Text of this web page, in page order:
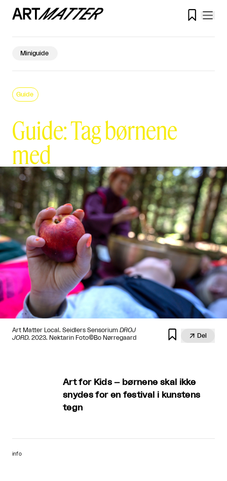

Miniguide
Guide: Tag børnene
med
Guide
Art Matter Local. Seidlers Sensorium DROJ
JORD. 2023. Nektarin Foto©Bo Nørregaard   Del
Art for Kids – børnene skal ikke
snydes for en festival i kunstens
tegn
info